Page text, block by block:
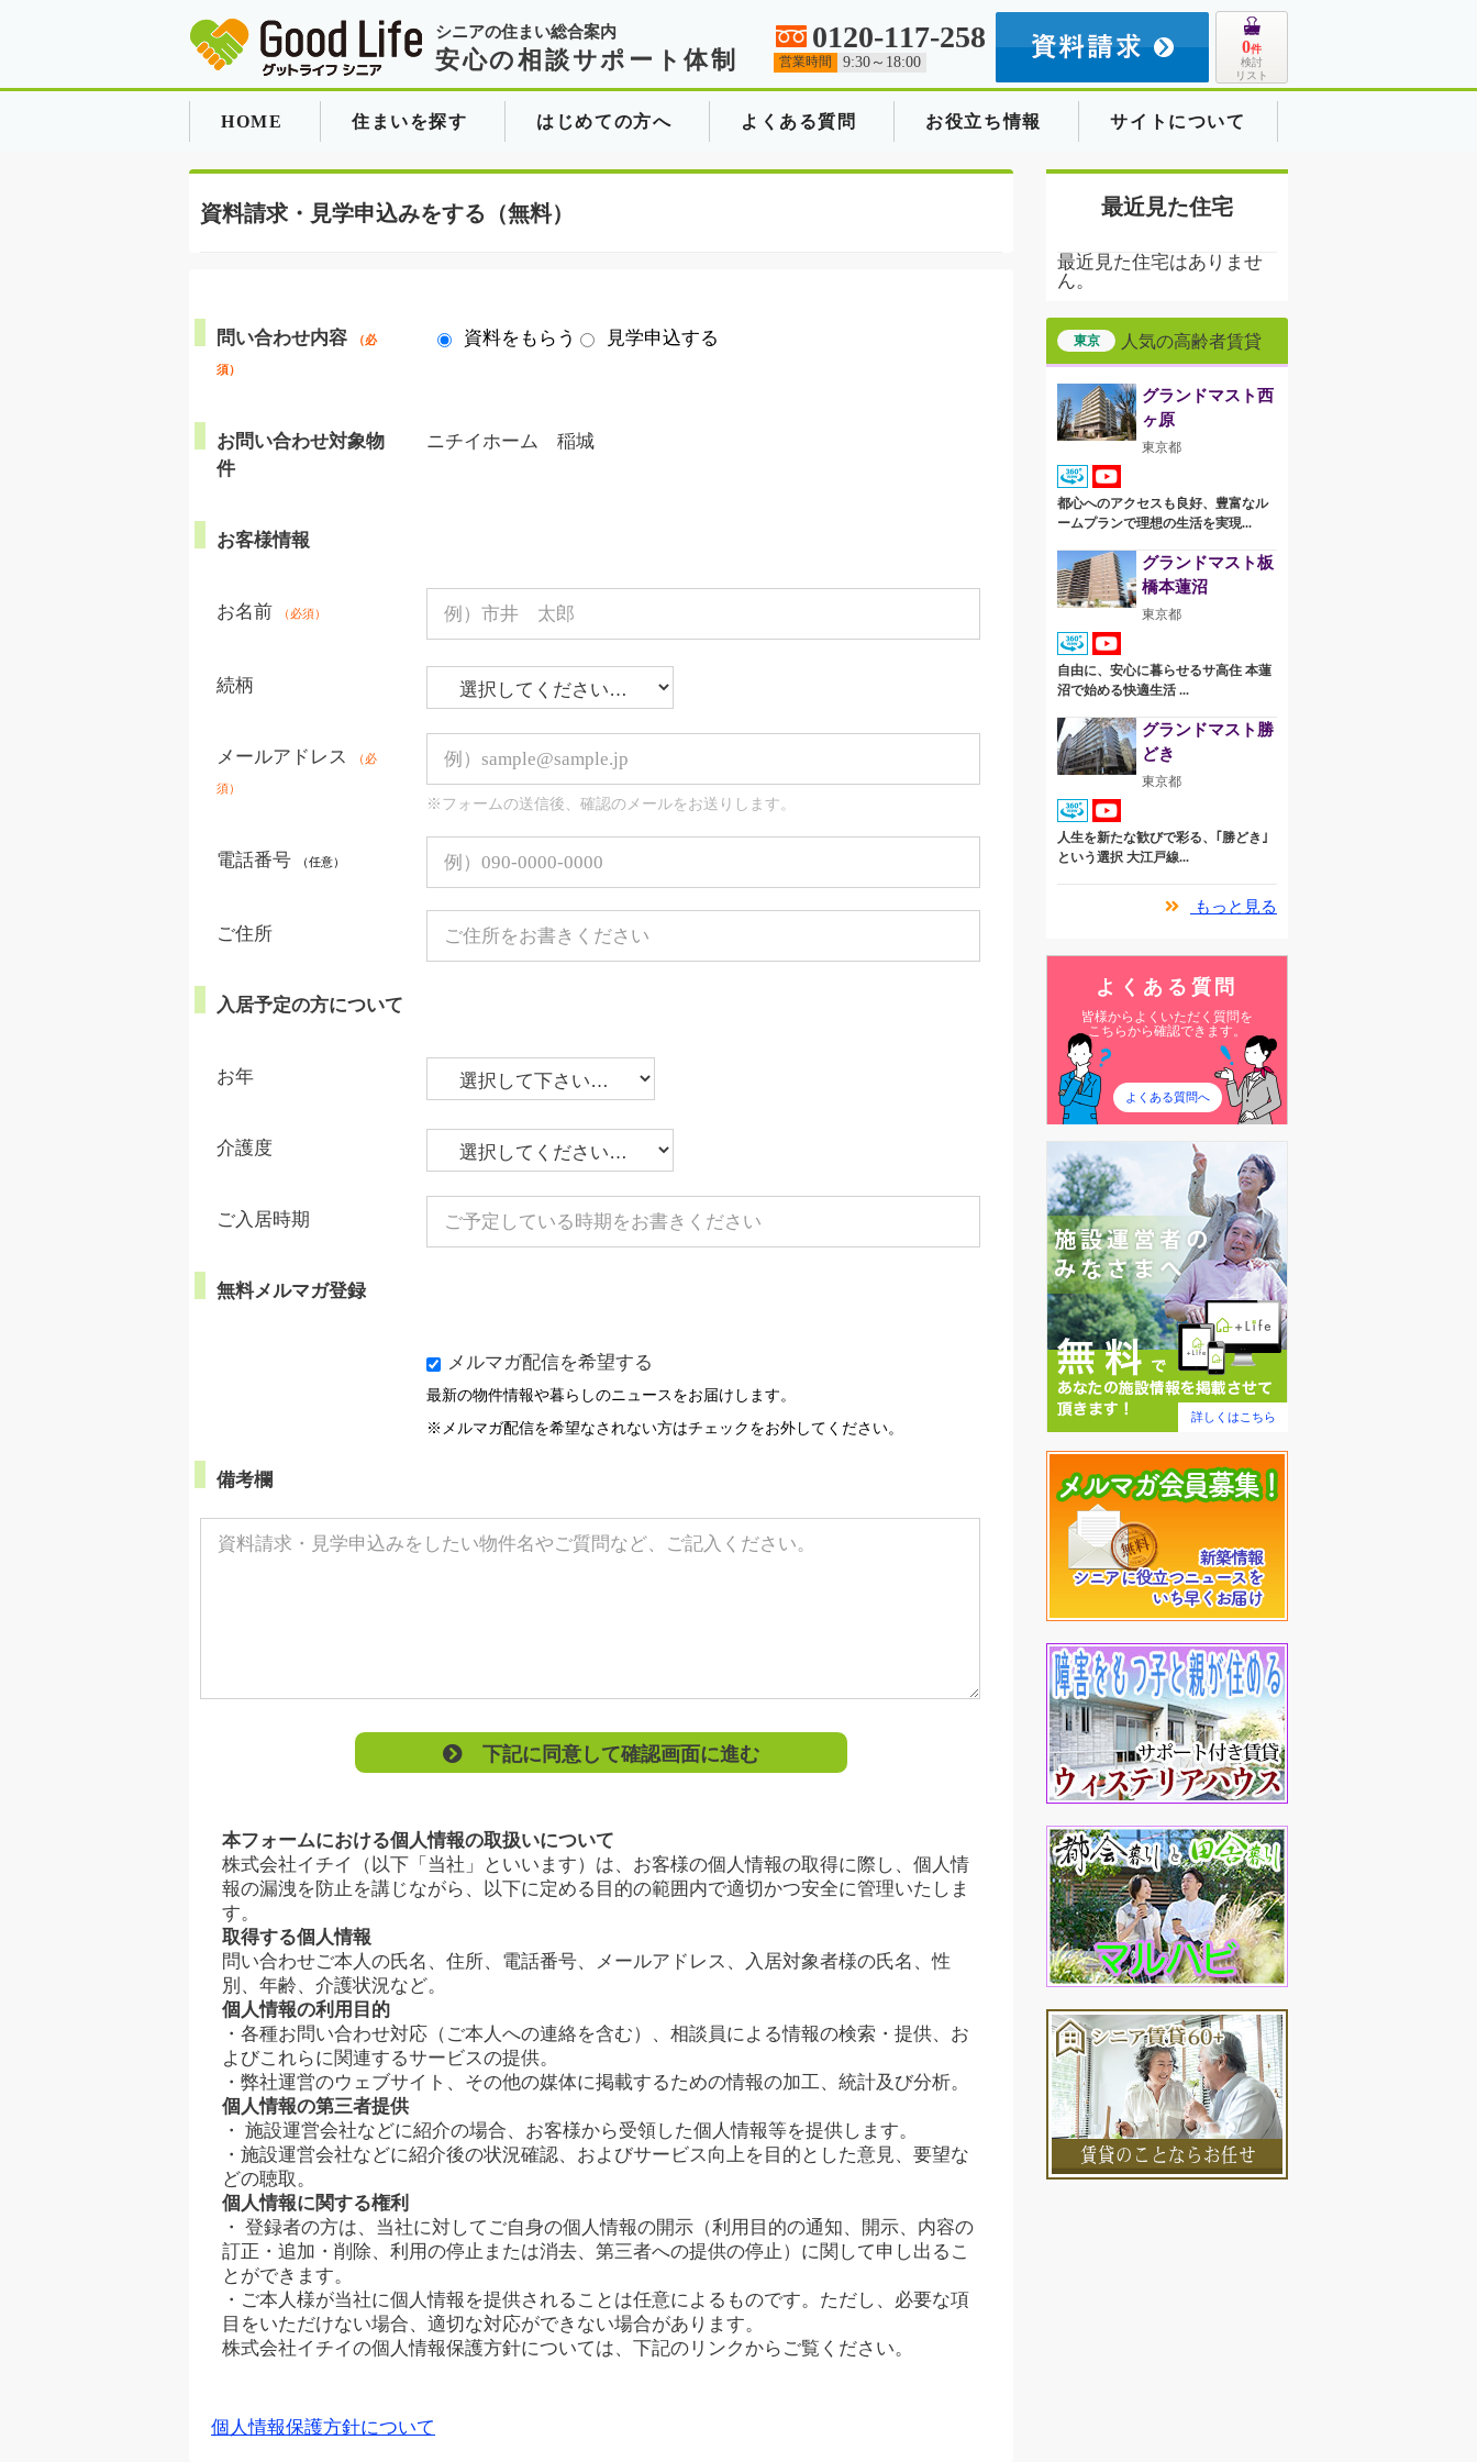
シニアの住まい総合案内
安心の相談サポート体制
0120-117-258
営業時間 9:30～18:00
0件
検討
リスト
HOME 住まいを探す はじめての方へ よくある質問 お役立ち情報 サイトについて
資料請求・見学申込みをする（無料）
問い合わせ内容 （必
須）
資料をもらう 見学申込する
お問い合わせ対象物
件
ニチイホーム 稲城
お客様情報
お名前 （必須）
続柄
メールアドレス （必
須）
※フォームの送信後、確認のメールをお送りします。
電話番号 （任意）
ご住所
入居予定の方について
お年
介護度
ご入居時期
無料メルマガ登録
メルマガ配信を希望する
最新の物件情報や暮らしのニュースをお届けします。
※メルマガ配信を希望なされない方はチェックをお外してください。
備考欄
下記に同意して確認画面に進む
本フォームにおける個人情報の取扱いについて
株式会社イチイ（以下「当社」といいます）は、お客様の個人情報の取得に際し、個人情
報の漏洩を防止を講じながら、以下に定める目的の範囲内で適切かつ安全に管理いたしま
す。
取得する個人情報
問い合わせご本人の氏名、住所、電話番号、メールアドレス、入居対象者様の氏名、性
別、年齢、介護状況など。
個人情報の利用目的
・各種お問い合わせ対応（ご本人への連絡を含む）、相談員による情報の検索・提供、お
よびこれらに関連するサービスの提供。
・弊社運営のウェブサイト、その他の媒体に掲載するための情報の加工、統計及び分析。
個人情報の第三者提供
・ 施設運営会社などに紹介の場合、お客様から受領した個人情報等を提供します。
・施設運営会社などに紹介後の状況確認、およびサービス向上を目的とした意見、要望な
どの聴取。
個人情報に関する権利
・ 登録者の方は、当社に対してご自身の個人情報の開示（利用目的の通知、開示、内容の
訂正・追加・削除、利用の停止または消去、第三者への提供の停止）に関して申し出るこ
とができます。
・ご本人様が当社に個人情報を提供されることは任意によるものです。ただし、必要な項
目をいただけない場合、適切な対応ができない場合があります。
株式会社イチイの個人情報保護方針については、下記のリンクからご覧ください。
個人情報保護方針について
最近見た住宅
最近見た住宅はありませ
ん。
東京 人気の高齢者賃貸
グランドマスト西
ヶ原
東京都
都心へのアクセスも良好、豊富なル
ームプランで理想の生活を実現...
グランドマスト板
橋本蓮沼
東京都
自由に、安心に暮らせるサ高住 本蓮
沼で始める快適生活 ...
グランドマスト勝
どき
東京都
人生を新たな歓びで彩る、｢勝どき｣
という選択 大江戸線...
もっと見る
よくある質問
皆様からよくいただく質問を
こちらから確認できます。
よくある質問へ
詳しくはこちら